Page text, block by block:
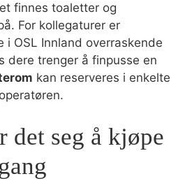
finnes toaletter og
For kollegaturer er
i OSL Innland overraskende
dere trenger å finpusse en
kan reserveres i enkelte
det seg å kjøpe